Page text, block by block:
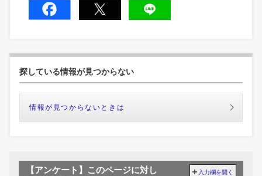
探している情報が見つからない
情報が見つからないときは
【アンケート】このページに対し
入力欄を開く